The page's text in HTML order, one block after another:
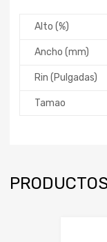
Alto (%)
Ancho (mm)
Rin (Pulgadas)
Tamao